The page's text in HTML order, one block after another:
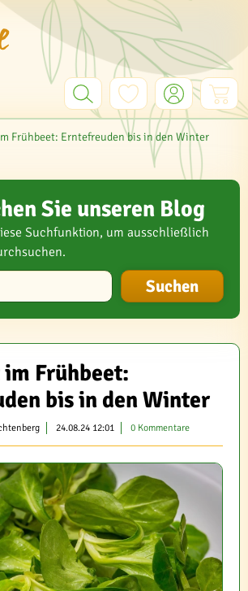
Frühbeet: Erntefreuden bis in den Winter
Sie unseren Blog
Suchfunktion, um ausschließlich
Frühbeet:
bis in den Winter
24.08.24 12:01 0 Kommentare